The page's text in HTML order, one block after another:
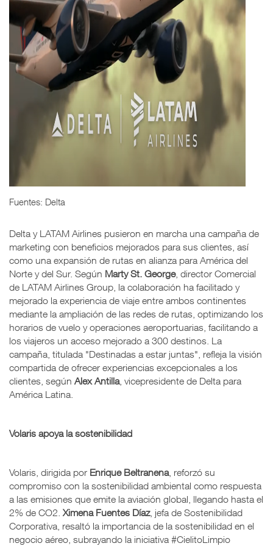
Fuentes: Delta
Delta y LATAM Airlines pusieron en marcha una campaña de
marketing con beneficios mejorados para sus clientes, así
como una expansión de rutas en alianza para América del
Norte y del Sur. Según Marty St. George, director Comercial
de LATAM Airlines Group, la colaboración ha facilitado y
mejorado la experiencia de viaje entre ambos continentes
mediante la ampliación de las redes de rutas, optimizando los
horarios de vuelo y operaciones aeroportuarias, facilitando a
los viajeros un acceso mejorado a 300 destinos. La
campaña, titulada "Destinadas a estar juntas", refleja la visión
compartida de ofrecer experiencias excepcionales a los
clientes, según Alex Antilla, vicepresidente de Delta para
América Latina.
Volaris apoya la sostenibilidad
Volaris, dirigida por Enrique Beltranena, reforzó su
compromiso con la sostenibilidad ambiental como respuesta
a las emisiones que emite la aviación global, llegando hasta el
2% de CO2. Ximena Fuentes Díaz, jefa de Sostenibilidad
Corporativa, resaltó la importancia de la sostenibilidad en el
negocio aéreo, subrayando la iniciativa #CielitoLimpio